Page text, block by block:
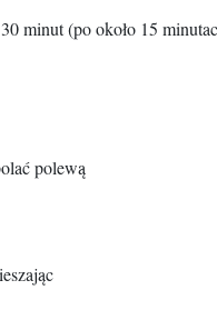
minut (po około 15
polewą